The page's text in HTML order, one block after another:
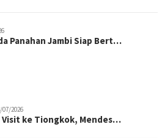
Panahan Jambi Siap Bert…
07/2026
Visit ke Tiongkok, Mendes…